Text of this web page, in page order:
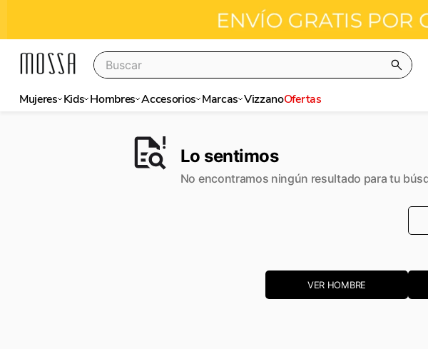
Buscar
Mujeres Kids Hombres Accesorios Marcas VizzanoOfertas
Lo sentimos
No encontramos ningún resultado para tu
VER HOMBRE
Términos más buscados